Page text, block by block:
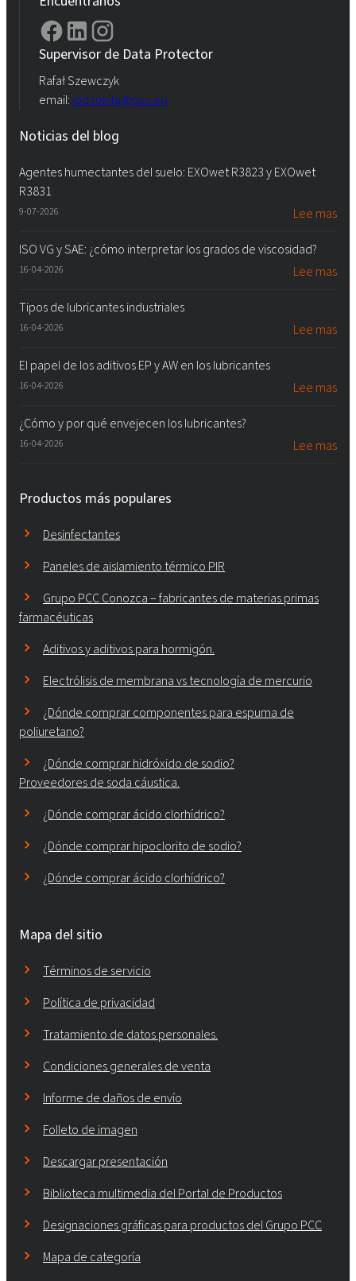
Supervisor de Data Protector
Rafał Szewczyk
email: iod.rokita@pcc.eu
Noticias del blog
Agentes humectantes del suelo: EXOwet R3823 y EXOwet
R3831
9-07-2026 Lee mas
ISO VG y SAE: ¿cómo interpretar los grados de viscosidad?
16-04-2026 Lee mas
Tipos de lubricantes industriales
16-04-2026 Lee mas
El papel de los aditivos EP y AW en los lubricantes
16-04-2026 Lee mas
¿Cómo y por qué envejecen los lubricantes?
16-04-2026 Lee mas
Productos más populares
Desinfectantes
Paneles de aislamiento térmico PIR
Grupo PCC Conozca – fabricantes de materias primas
farmacéuticas
Aditivos y aditivos para hormigón.
Electrólisis de membrana vs tecnología de mercurio
¿Dónde comprar componentes para espuma de
poliuretano?
¿Dónde comprar hidróxido de sodio?
Proveedores de soda cáustica.
¿Dónde comprar ácido clorhídrico?
¿Dónde comprar hipoclorito de sodio?
¿Dónde comprar ácido clorhídrico?
Mapa del sitio
Términos de servicio
Política de privacidad
Tratamiento de datos personales.
Condiciones generales de venta
Informe de daños de envío
Folleto de imagen
Descargar presentación
Biblioteca multimedia del Portal de Productos
Designaciones gráficas para productos del Grupo PCC
Mapa de categoría